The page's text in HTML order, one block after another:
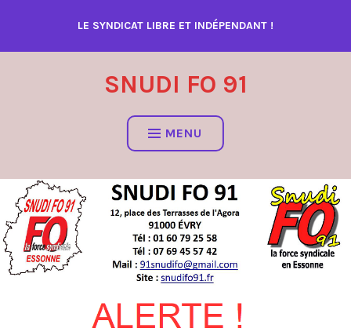
contenu
LE SYNDICAT LIBRE ET INDÉPENDANT !
SNUDI FO 91
MENU